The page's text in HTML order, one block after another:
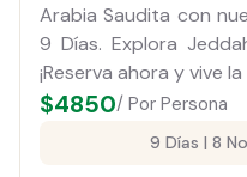
Arabia Saudita con
9 Días. Explora
¡Reserva ahora y vive
$4850/ Por Persona
9 Días | 8